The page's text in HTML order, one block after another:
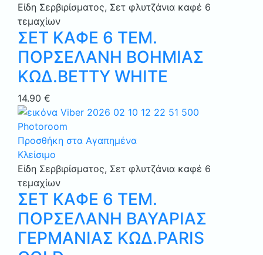
Είδη Σερβιρίσματος, Σετ φλυτζάνια καφέ 6
τεμαχίων
ΣΕΤ ΚΑΦΕ 6 ΤΕΜ.
ΠΟΡΣΕΛΑΝΗ ΒΟΗΜΙΑΣ
ΚΩΔ.BETTY WHITE
14.90 €
Προσθήκη στα Αγαπημένα
Κλείσιμο
Είδη Σερβιρίσματος, Σετ φλυτζάνια καφέ 6
τεμαχίων
ΣΕΤ ΚΑΦΕ 6 ΤΕΜ.
ΠΟΡΣΕΛΑΝΗ ΒΑΥΑΡΙΑΣ
ΓΕΡΜΑΝΙΑΣ ΚΩΔ.PARIS